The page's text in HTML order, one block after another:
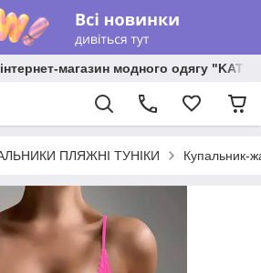
магазин модного одягу
ПЛЯЖНІ ТУНІКИ Купальник-